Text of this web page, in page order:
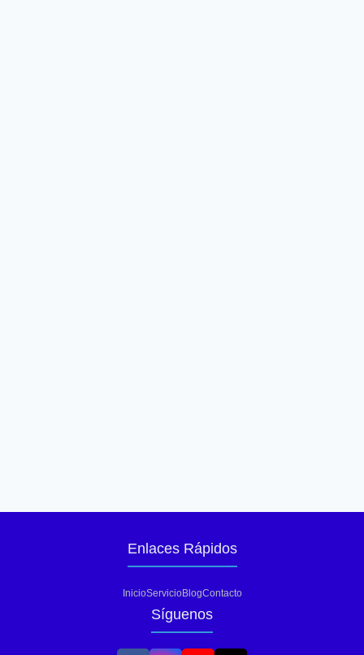
Enlaces Rápidos
InicioServicioBlogContacto
Síguenos